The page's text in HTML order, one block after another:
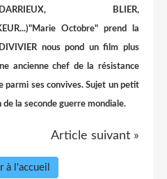
BLIER,
Octobre" prend la
nous pond un film plus
ancienne chef de la résistance
ses convives. Sujet un petit
la seconde guerre mondiale.
Article suivant »
à l'accueil